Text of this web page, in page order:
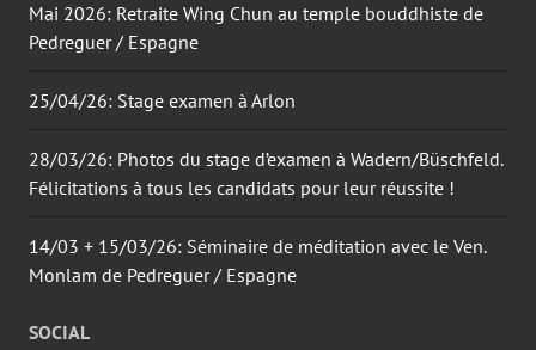
Mai 2026: Retraite Wing Chun au temple bouddhiste de
Pedreguer / Espagne
25/04/26: Stage examen à Arlon
28/03/26: Photos du stage d’examen à Wadern/Büschfeld.
Félicitations à tous les candidats pour leur réussite !
14/03 + 15/03/26: Séminaire de méditation avec le Ven.
Monlam de Pedreguer / Espagne
SOCIAL